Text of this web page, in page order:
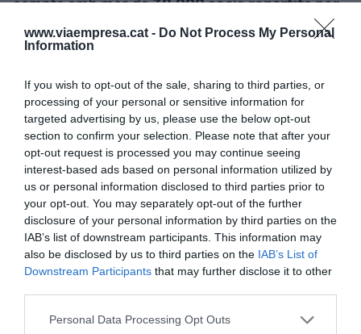
www.viaempresa.cat - Do Not Process My Personal
Information
If you wish to opt-out of the sale, sharing to third parties, or
processing of your personal or sensitive information for
targeted advertising by us, please use the below opt-out
section to confirm your selection. Please note that after your
opt-out request is processed you may continue seeing
interest-based ads based on personal information utilized by
us or personal information disclosed to third parties prior to
your opt-out. You may separately opt-out of the further
disclosure of your personal information by third parties on the
IAB’s list of downstream participants. This information may
also be disclosed by us to third parties on the IAB’s List of
Downstream Participants that may further disclose it to other
Personal Data Processing Opt Outs
compta amb més de38.000 socis repartits per
tota Espanyai supera els 57.000 contractes de
llum verda (cada persona sòcia pot tenir més d'un
AfegirVIA Empresacom a font preferida de
Google de forma gratuïta
Estigues informat amb les últimes notícies d'actualitat
ACTIVAR ARA